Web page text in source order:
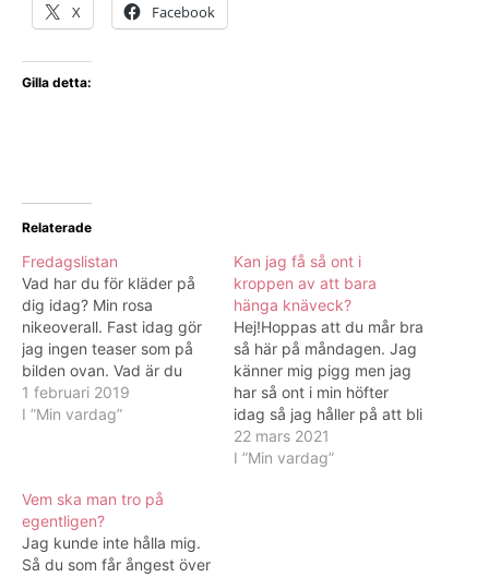
X Facebook
Gilla detta:
Relaterade
Fredagslistan
Vad har du för kläder på
dig idag? Min rosa
nikeoverall. Fast idag gör
jag ingen teaser som på
bilden ovan. Vad är du
glad för idag? Att jag varit
ledig och kommit igång
måndag. Vad lyssnar…
1 februari 2019
I ”Min vardag”
Kan jag få så ont i
kroppen av att bara
hänga knäveck?
Hej!Hoppas att du mår bra
så här på måndagen. Jag
känner mig pigg men jag
har så ont i min höfter
idag så jag håller på att bli
knäpp. Försöker komma
på vad jag kan ha gjort
22 mars 2021
I ”Min vardag”
Vem ska man tro på
egentligen?
Jag kunde inte hålla mig.
Så du som får ångest över